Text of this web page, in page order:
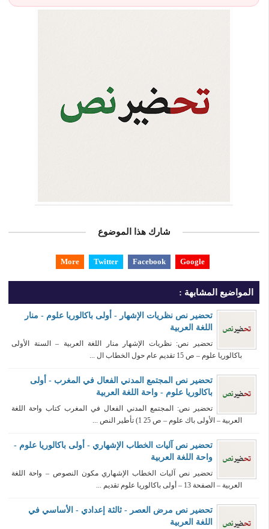
شارك هذا الموضوع
Google
Facebook
Twitter
More
المواضيع المشابهة :
تحضير نص نظريات الإشهار - أولى باكالوريا علوم - منار
اللغة العربية
تحضير نص: نظريات الإشهار منار اللغة العربية – السنة الأولى
باكالوريا علوم – ص 15 تقديم عام حول الخطاب ال ...
تحضير نص المجتمع المدني الفعال في المغرب - أولى
باكالوريا علوم - واحة اللغة العربية
تحضير نص: المجتمع المدني الفعال في المغرب كتاب واحة اللغة
العربية – الأولى باك علوم – ص 25 1) تأطير النص ...
تحضير نص آليات الخطاب الإشهاري - أولى باكالوريا علوم -
واحة اللغة العربية
تحضير نص آليات الخطاب الإشهاري مكون النصوص – واحة اللغة
العربية – الصفحة 13 – أولى باكالوريا علوم تقديم ...
تحضير نص مرض العصر - ثالثة إعدادي - الأساسي في
اللغة العربية